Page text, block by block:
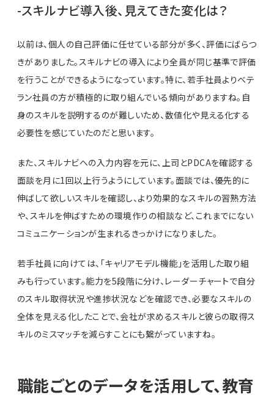
-スキルナビ導入後、見えてきた変化は？
以前は、個人の自己評価に任せている部分が多く、評価にばらつ
きがありました。スキルナビの導入により全員が同じ基準で評価
を行うことができるようになっています。特に、若手社員よりベテ
ラン社員の方が積極的に取り組んでいる傾向がありますね。自
身のスキルを説明するのが難しいため、数値化や見える化する
必要性を感じていたのだと思います。
また、スキルナビへの入力内容を元に、上司とPDCAを確認する
面談を月に1回以上行うようにしています。面談では、優先的に
伸ばして欲しいスキルを確認し、より効果的なスキルの習熟方法
や、スキルを伸ばすための環境作りの相談など、これまでにない
コミュニケーションが生まれるきっかけになりました。
若手社員に向けては、「キャリアモデル機能」を活用した取り組
みも行っています。能力を5段階に分け、レーダーチャートで自分
のスキル取得状況や進捗状況などを確認でき、必要なスキルの
全体を見える化したことで、会社が求めるスキルと彼らの取得ス
キルのミスマッチを減らすことにも繋がっていますね。
職能ごとのデータを活用して、教育